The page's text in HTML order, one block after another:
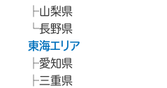
山梨県
長野県
東海エリア
愛知県
三重県